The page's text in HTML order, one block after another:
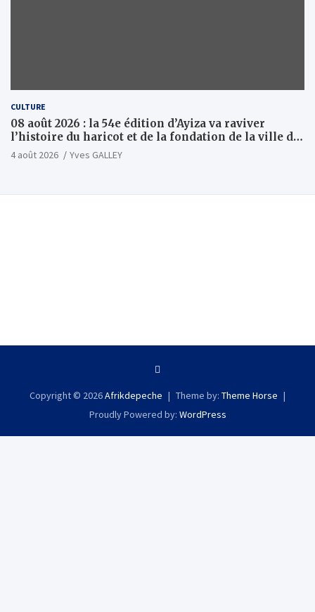
CULTURE
08 août 2026 : la 54e édition d’Ayiza va raviver
l’histoire du haricot et de la fondation de la ville de
Tsévié
4 août 2026 Yves GALLEY
Copyright © 2026Afrikdepeche Theme by: Theme Horse
Proudly Powered by: WordPress